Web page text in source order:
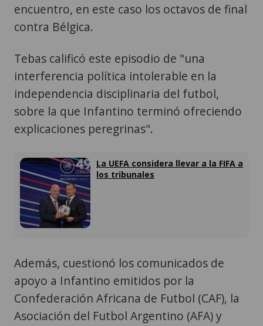
encuentro, en este caso los octavos de final
contra Bélgica.
Tebas calificó este episodio de "una
interferencia política intolerable en la
independencia disciplinaria del futbol,
sobre la que Infantino terminó ofreciendo
explicaciones peregrinas".
La UEFA considera llevar a la FIFA a
los tribunales
Además, cuestionó los comunicados de
apoyo a Infantino emitidos por la
Confederación Africana de Futbol (CAF), la
Asociación del Futbol Argentino (AFA) y